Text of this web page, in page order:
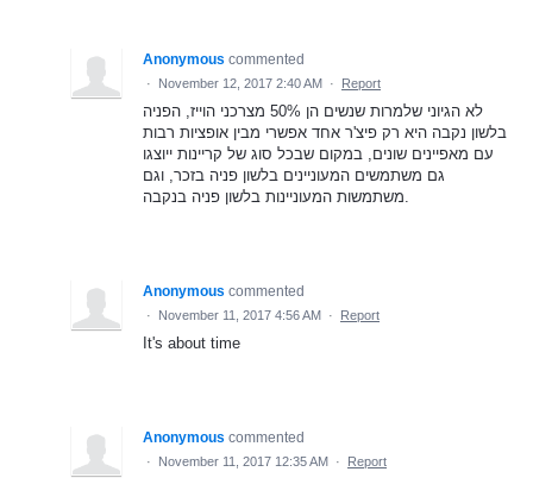
Anonymous commented
· November 12, 2017 2:40 AM · Report
לא הגיוני שלמרות שנשים הן 50% מצרכני הוייז, הפניה
בלשון נקבה היא רק פיצ'ר אחד אפשרי מבין אופציות רבות
עם מאפיינים שונים, במקום שבכל סוג של קריינות ייוצגו
גם משתמשים המעוניינים בלשון פניה בזכר, וגם
Anonymous commented
· November 11, 2017 4:56 AM · Report
It's about time
Anonymous commented
· November 11, 2017 12:35 AM · Report